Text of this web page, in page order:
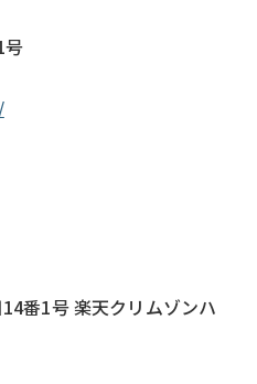
号
番1号 楽天クリムゾンハ